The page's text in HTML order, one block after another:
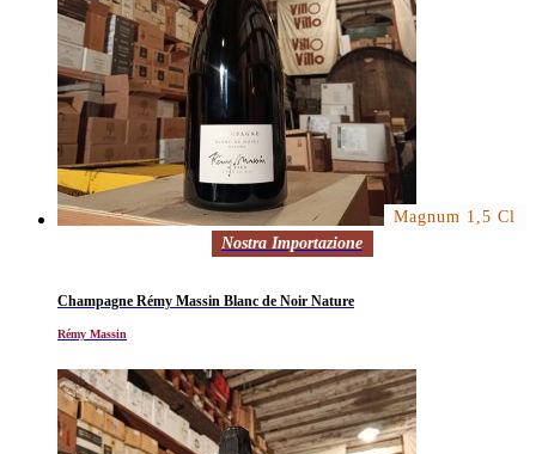
Magnum 1,5 Cl
Nostra Importazione
Champagne Rémy Massin Blanc de Noir Nature
Rémy Massin